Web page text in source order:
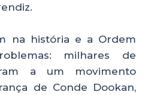
na história e a Ordem
milhares de
a um movimento
de Conde Dookan,